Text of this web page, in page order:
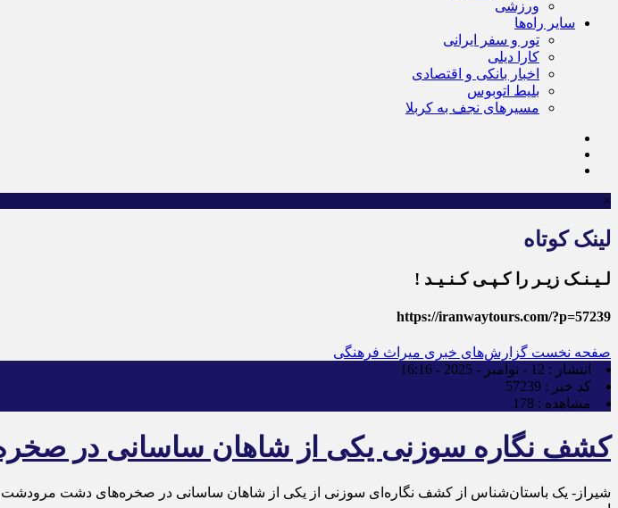
ورزشی
سایر راه‌ها
تور و سفر ایرانی
کارا دیلی
اخبار بانکی و اقتصادی
بلیط اتوبوس
مسیرهای نجف به کربلا
×
لینک کوتاه
لـیـنـک زیـر را کـپـی کـنـیـد !
https://iranwaytours.com/?p=57239
صفحه نخست گزارش‌های خبری میراث فرهنگی
انتشار : 12 - نوامبر - 2025 - 16:16
کد خبر : 57239
مشاهده : 178
کشف نگاره‌ سوزنی یکی از شاهان ساسانی در
شیراز- یک باستان‌شناس از کشف نگاره‌ای سوزنی از یکی از شاهان ساسانی در صخره‌های دشت مرودشت